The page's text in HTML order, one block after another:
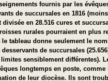
fournis par les
de succursales en 1816
divisée en 28.516 cures et
rurales pourraient en plus
le tableau donne seulement le
de succursales
limites sensiblement différentes).
longtemps en poste, comme
de leur diocèse. Ils sont